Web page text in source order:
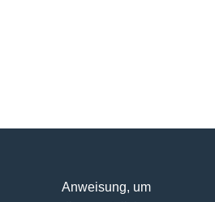
Anweisung, um